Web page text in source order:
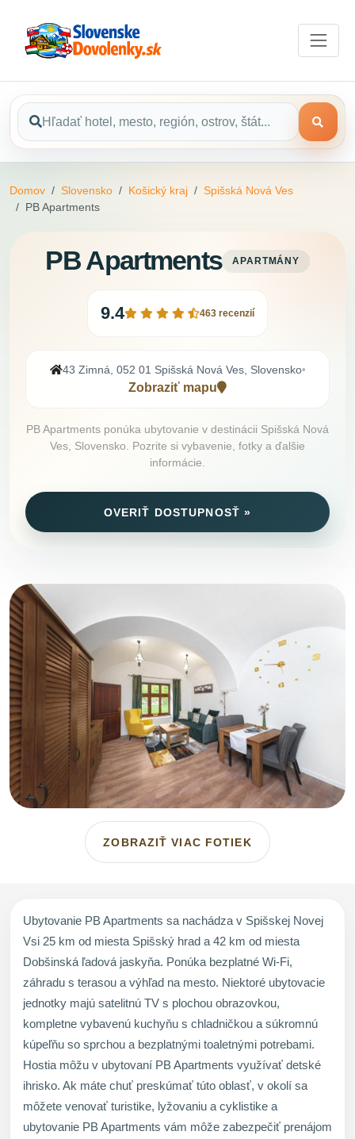
Domov Slovensko Košický kraj
Spišská Nová Ves
PB Apartments
PB Apartments APARTMÁNY
9.4 463 recenzií
43 Zimná, 052 01 Spišská Nová Ves, Slovensko•
Zobraziť mapu
PB Apartments ponúka ubytovanie v destinácii Spišská Nová
Ves, Slovensko. Pozrite si vybavenie, fotky a ďalšie
informácie.
OVERIŤ DOSTUPNOSŤ »
ZOBRAZIŤ VIAC FOTIEK
Ubytovanie PB Apartments sa nachádza v Spišskej Novej
Vsi 25 km od miesta Spišský hrad a 42 km od miesta
Dobšinská ľadová jaskyňa. Ponúka bezplatné Wi-Fi,
záhradu s terasou a výhľad na mesto. Niektoré ubytovacie
jednotky majú satelitnú TV s plochou obrazovkou,
kompletne vybavenú kuchyňu s chladničkou a súkromnú
kúpeľňu so sprchou a bezplatnými toaletnými potrebami.
Hostia môžu v ubytovaní PB Apartments využívať detské
ihrisko. Ak máte chuť preskúmať túto oblasť, v okolí sa
môžete venovať turistike, lyžovaniu a cyklistike a
ubytovanie PB Apartments vám môže zabezpečiť prenájom